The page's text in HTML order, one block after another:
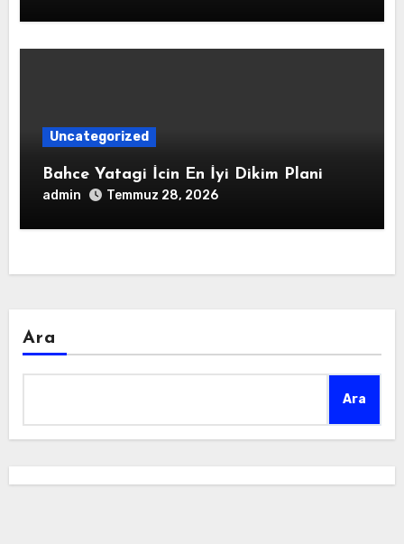
Uncategorized
Bahce Yatagi İcin En İyi Dikim Plani
admin Temmuz 28, 2026
Ara
Ara